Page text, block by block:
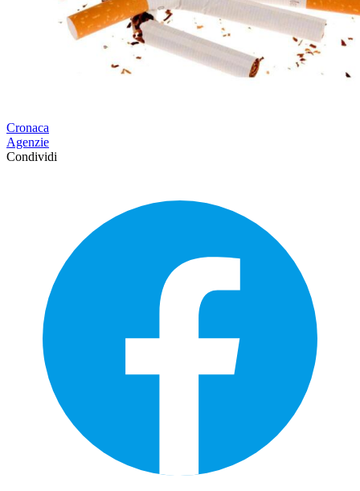
Cronaca
Agenzie
Condividi